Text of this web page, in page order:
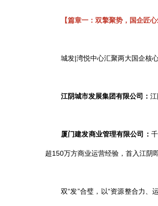
【篇章一：双擎聚势，国企匠心
城发|湾悦中心汇聚两大国企核
江阴城市发展集团有限公司 ： 江
厦门建发商业管理有限公司 ：
超150万方商业运营经验，首入江阴
双“发”合璧，以“资源整合力